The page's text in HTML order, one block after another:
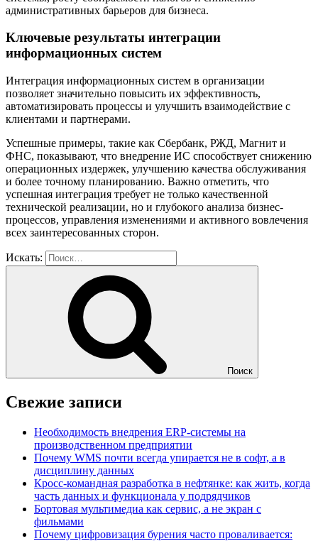
административных барьеров для бизнеса.
Ключевые результаты интеграции
информационных систем
Интеграция информационных систем в организации
позволяет значительно повысить их эффективность,
автоматизировать процессы и улучшить взаимодействие с
клиентами и партнерами.
Успешные примеры, такие как Сбербанк, РЖД, Магнит и
ФНС, показывают, что внедрение ИС способствует снижению
операционных издержек, улучшению качества обслуживания
и более точному планированию. Важно отметить, что
успешная интеграция требует не только качественной
технической реализации, но и глубокого анализа бизнес-
процессов, управления изменениями и активного вовлечения
всех заинтересованных сторон.
Искать:
Поиск
Свежие записи
Необходимость внедрения ERP-системы на
производственном предприятии
Почему WMS почти всегда упирается не в софт, а в
дисциплину данных
Кросс-командная разработка в нефтянке: как жить, когда
часть данных и функционала у подрядчиков
Бортовая мультимедиа как сервис, а не экран с
фильмами
Почему цифровизация бурения часто проваливается: